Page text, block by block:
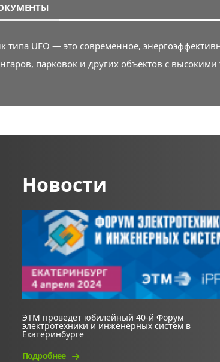
UFO — это современное,
парковок и других объектов с
Новости
ЭТМ проведет юбилейный 40-й Форум
электротехники и инженерных систем в
Екатеринбурге
Подробнее